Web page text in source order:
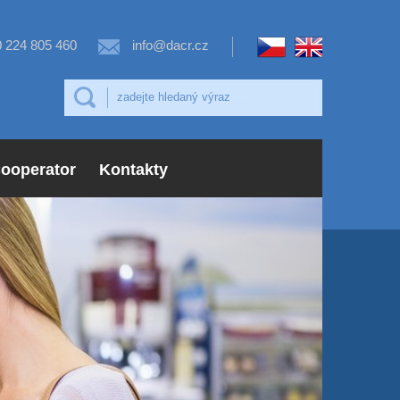
805 460 info@dacr.cz
Kontakty